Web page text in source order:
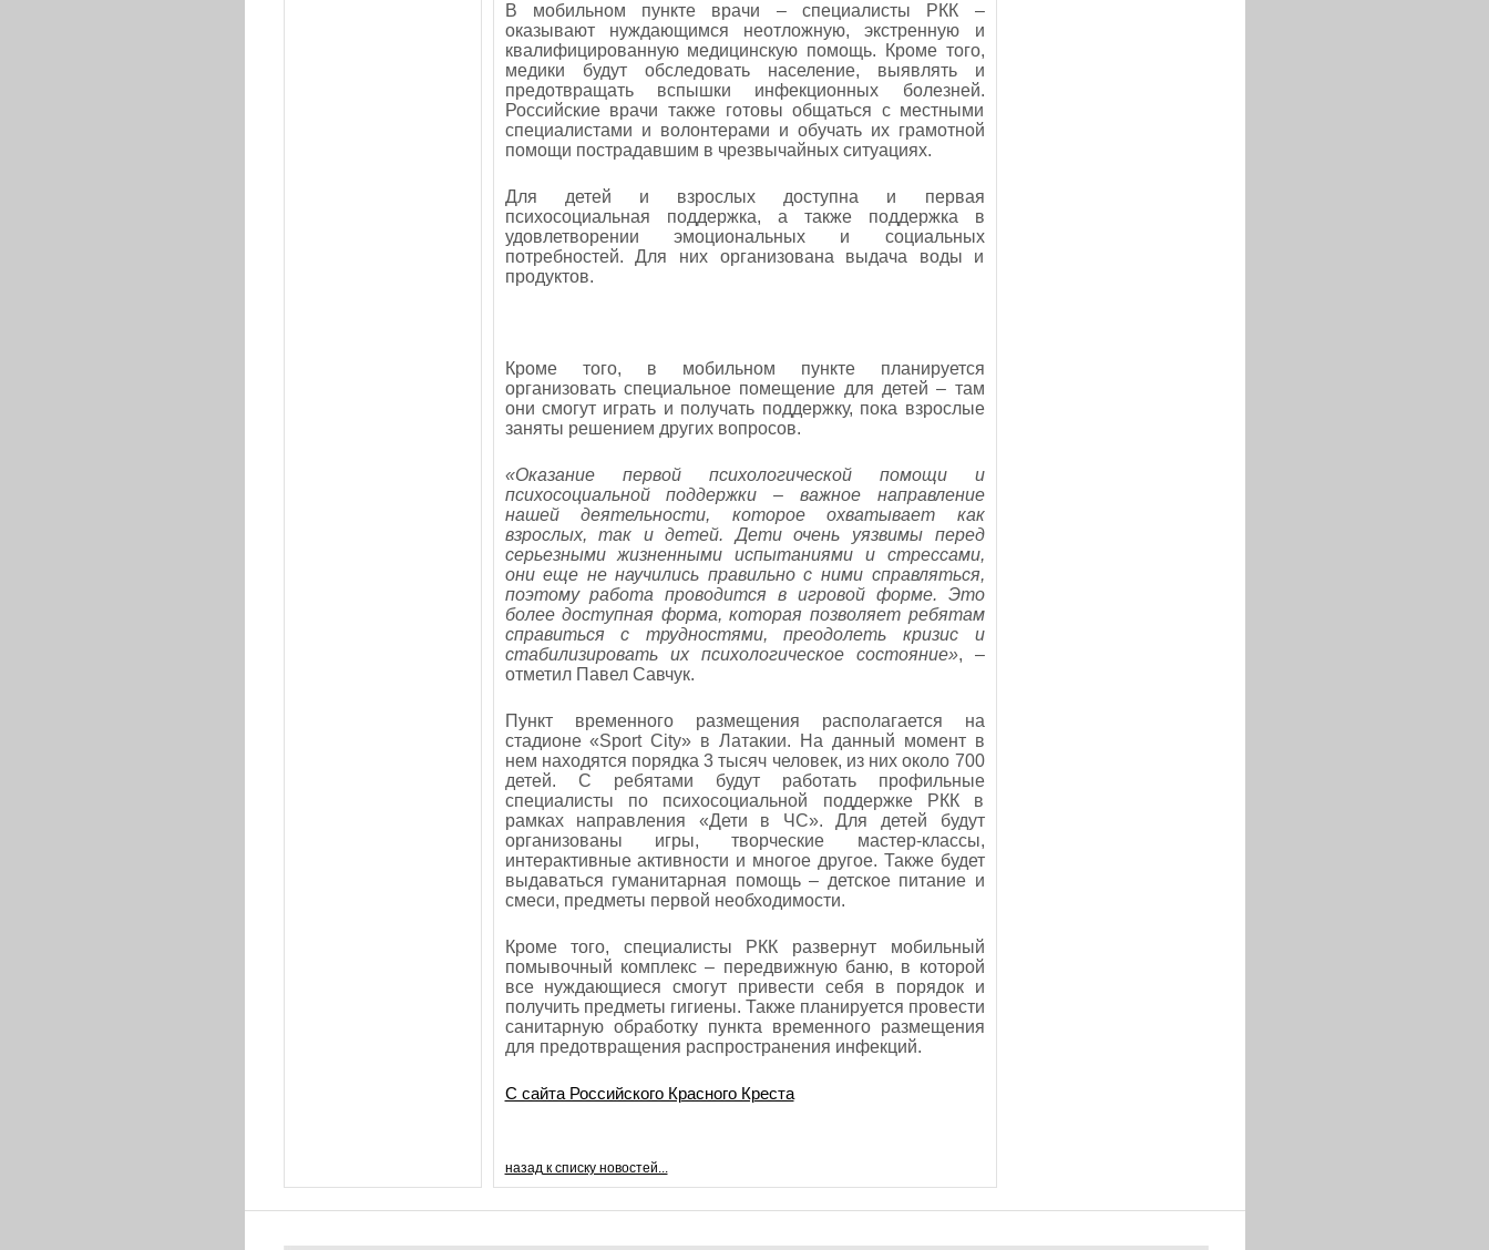
В мобильном пункте врачи – специалисты РКК –
оказывают нуждающимся неотложную, экстренную и
квалифицированную медицинскую помощь. Кроме того,
медики будут обследовать население, выявлять и
предотвращать вспышки инфекционных болезней.
Российские врачи также готовы общаться с местными
специалистами и волонтерами и обучать их грамотной
помощи пострадавшим в чрезвычайных ситуациях.
Для детей и взрослых доступна и первая
психосоциальная поддержка, а также поддержка в
удовлетворении эмоциональных и социальных
потребностей. Для них организована выдача воды и
продуктов.
Кроме того, в мобильном пункте планируется
организовать специальное помещение для детей – там
они смогут играть и получать поддержку, пока взрослые
заняты решением других вопросов.
«Оказание первой психологической помощи и
психосоциальной поддержки – важное направление
нашей деятельности, которое охватывает как
взрослых, так и детей. Дети очень уязвимы перед
серьезными жизненными испытаниями и стрессами,
они еще не научились правильно с ними справляться,
поэтому работа проводится в игровой форме. Это
более доступная форма, которая позволяет ребятам
справиться с трудностями, преодолеть кризис и
стабилизировать их психологическое состояние», –
отметил Павел Савчук.
Пункт временного размещения располагается на
стадионе «Sport City» в Латакии. На данный момент в
нем находятся порядка 3 тысяч человек, из них около 700
детей. С ребятами будут работать профильные
специалисты по психосоциальной поддержке РКК в
рамках направления «Дети в ЧС». Для детей будут
организованы игры, творческие мастер-классы,
интерактивные активности и многое другое. Также будет
выдаваться гуманитарная помощь – детское питание и
смеси, предметы первой необходимости.
Кроме того, специалисты РКК развернут мобильный
помывочный комплекс – передвижную баню, в которой
все нуждающиеся смогут привести себя в порядок и
получить предметы гигиены. Также планируется провести
санитарную обработку пункта временного размещения
для предотвращения распространения инфекций.
С сайта Российского Красного Креста
назад к списку новостей...